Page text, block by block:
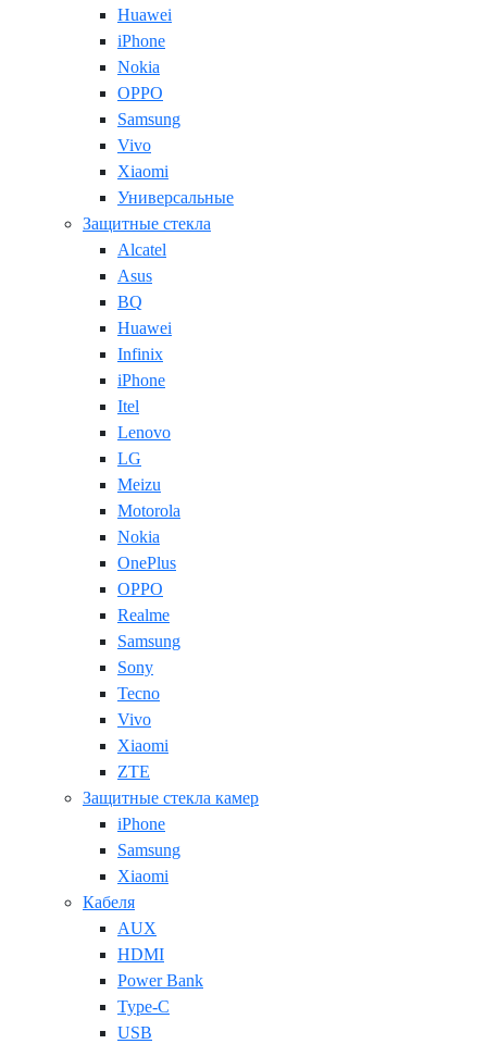
Huawei
iPhone
Nokia
OPPO
Samsung
Vivo
Xiaomi
Универсальные
Защитные стекла
Alcatel
Asus
BQ
Huawei
Infinix
iPhone
Itel
Lenovo
LG
Meizu
Motorola
Nokia
OnePlus
OPPO
Realme
Samsung
Sony
Tecno
Vivo
Xiaomi
ZTE
Защитные стекла камер
iPhone
Samsung
Xiaomi
Кабеля
AUX
HDMI
Power Bank
Type-C
USB